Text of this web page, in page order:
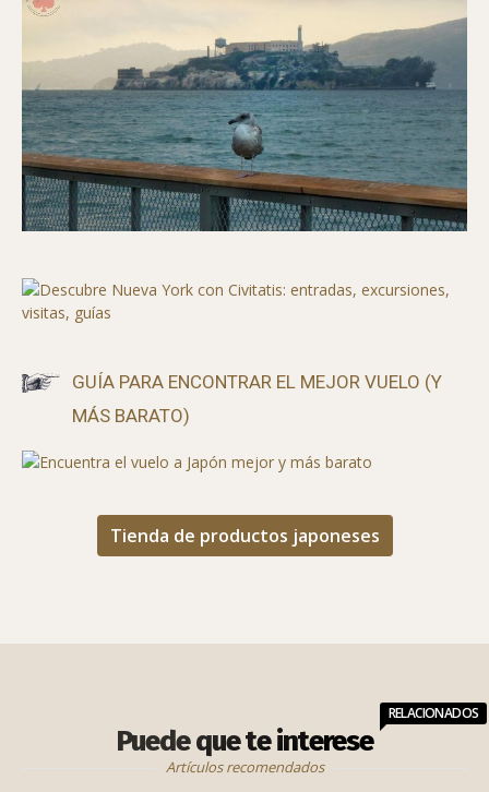
GUÍA PARA ENCONTRAR EL MEJOR VUELO (Y
MÁS BARATO)
Tienda de productos japoneses
Puede que te interese
RELACIONADOS
Artículos recomendados